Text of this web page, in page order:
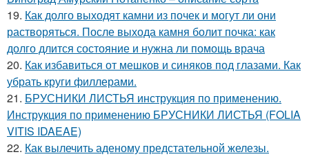
19. Как долго выходят камни из почек и могут ли они
растворяться. После выхода камня болит почка: как
долго длится состояние и нужна ли помощь врача
20. Как избавиться от мешков и синяков под глазами. Как
убрать круги филлерами.
21. БРУСНИКИ ЛИСТЬЯ инструкция по применению.
Инструкция по применению БРУСНИКИ ЛИСТЬЯ (FOLIA
VITIS IDAEAE)
22. Как вылечить аденому предстательной железы.